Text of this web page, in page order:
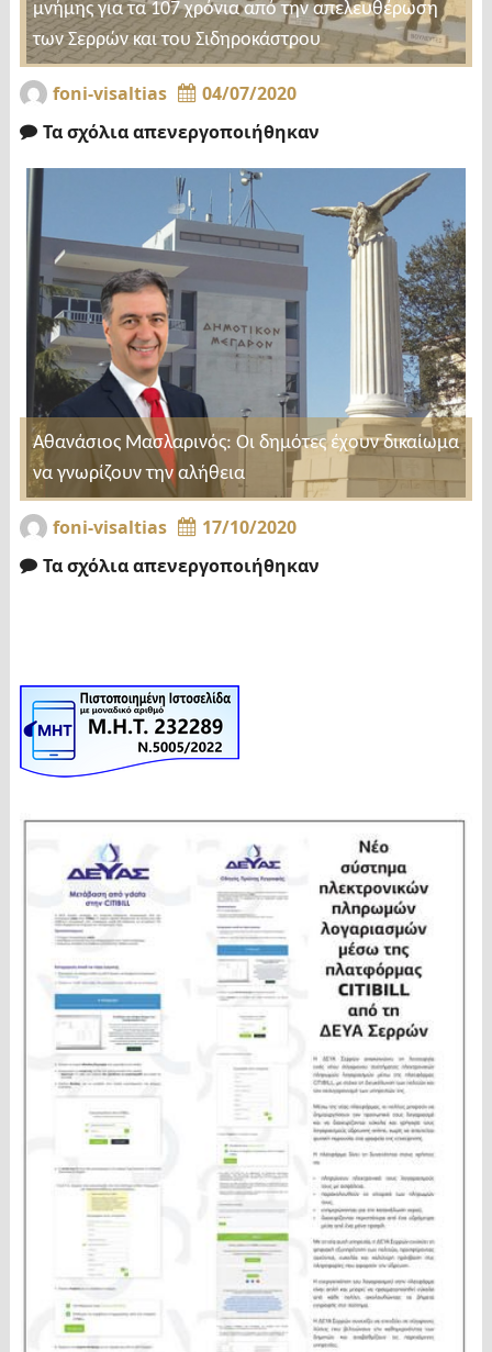
μνήμης για τα 107 χρόνια από την απελευθέρωση
των Σερρών και του Σιδηροκάστρου
foni-visaltias
04/07/2020
Τα σχόλια απενεργοποιήθηκαν
Αθανάσιος Μασλαρινός: Οι δημότες έχουν δικαίωμα
να γνωρίζουν την αλήθεια
foni-visaltias
17/10/2020
Τα σχόλια απενεργοποιήθηκαν